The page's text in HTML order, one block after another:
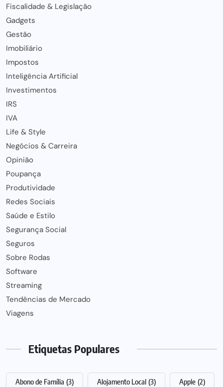
Fiscalidade & Legislação
Gadgets
Gestão
Imobiliário
Impostos
Inteligência Artificial
Investimentos
IRS
IVA
Life & Style
Negócios & Carreira
Opinião
Poupança
Produtividade
Redes Sociais
Saúde e Estilo
Segurança Social
Seguros
Sobre Rodas
Software
Streaming
Tendências de Mercado
Viagens
Etiquetas Populares
Abono de Família (3) Alojamento Local (3) Apple (2)